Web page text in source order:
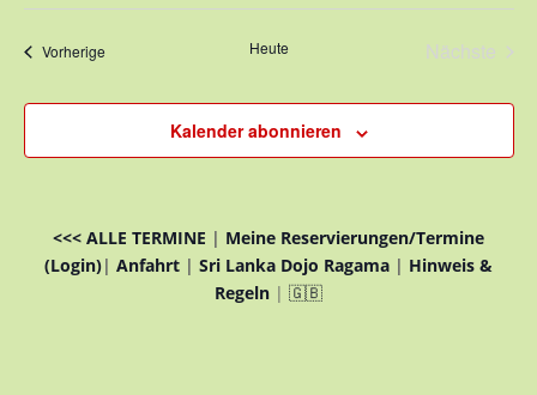
VorherigeVeranstaltungen Heute
Nächste
Kalender abonnieren
<<< ALLE TERMINE | Meine Reservierungen/Termine
(Login)| Anfahrt | Sri Lanka Dojo Ragama | Hinweis &
Regeln | 🇬🇧